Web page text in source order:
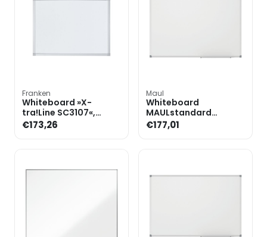
Franken
Whiteboard »X-
tra!Line SC3107«,
gelakt, 180 x 90 cm
€173,26
Maul
Whiteboard
MAULstandard
150x100 cm kunststof
gecoat 645 26 84
€177,01